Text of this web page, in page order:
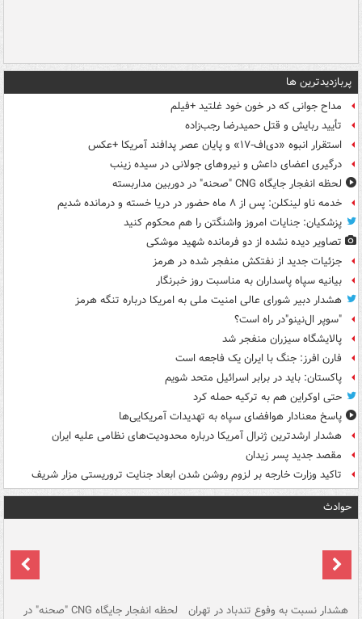
پربازدیدترین ها
مداح جوانی که در خون خود غلتید +فیلم
تأیید ربایش و قتل حمیدرضا رجب‌زاده
استقرار انبوه «دی‌اف‑۱۷» و پایان عصر پدافند آمریکا +عکس
درگیری اعضای داعش و نیروهای جولانی در سیده زینب
لحظه انفجار جایگاه CNG "صحنه" در دوربین مداربسته
خدمه ناو لینکلن: پس از ۸ ماه حضور در دریا خسته و درمانده‌ شدیم
پزشکیان: جنایات امروز واشنگتن را هم محکوم کنید
تصاویر دیده‌ نشده از دو فرمانده شهید موشکی
جزئیات جدید از نفتکش منفجر شده در هرمز
بیانیه سپاه پاسداران به مناسبت روز خبرنگار
هشدار دبیر شورای عالی امنیت ملی به امریکا درباره تنگه هرمز
"سوپر ال‌نینو"در راه است؟
پالایشگاه سیزران منفجر شد
فارن افرز: جنگ با ایران یک فاجعه است
پاکستان: باید در برابر اسرائیل متحد شویم
حتی اوکراین هم به ترکیه حمله کرد
پاسخ معنادار هوافضای سپاه به تهدیدات آمریکایی‌ها
هشدار ارشدترین ژنرال آمریکا درباره محدودیت‌های نظامی علیه ایران
مقصد جدید پسر زیدان
تاکید وزارت خارجه بر لزوم روشن شدن ابعاد جنایت تروریستی مزار شریف
حوادث
هشدار نسبت به وفوع تندباد در تهران لحظه انفجار جایگاه CNG "صحنه" در